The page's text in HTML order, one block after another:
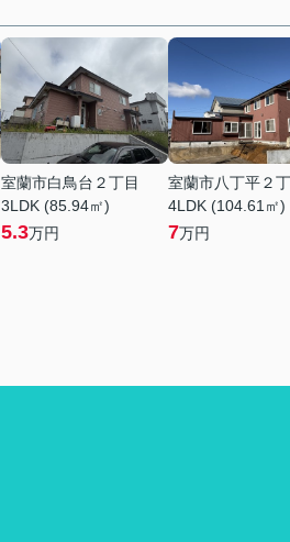
室蘭市白鳥台２丁目
3LDK (85.94㎡)
5.3万円
室蘭市八丁平２
4LDK (104.61㎡)
7万円